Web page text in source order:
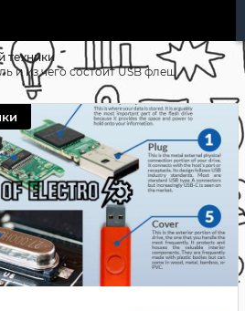
техники
и из чего состоит USB флеш